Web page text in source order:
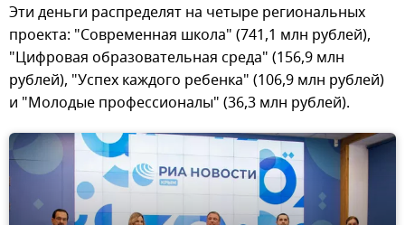
Эти деньги распределят на четыре региональных
проекта: "Современная школа" (741,1 млн рублей),
"Цифровая образовательная среда" (156,9 млн
рублей), "Успех каждого ребенка" (106,9 млн рублей)
и "Молодые профессионалы" (36,3 млн рублей).